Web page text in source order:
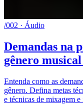
/002 · Áudio
Demandas na
gênero
Entenda como as
gênero. Defina metas
e técnicas de mixagem e